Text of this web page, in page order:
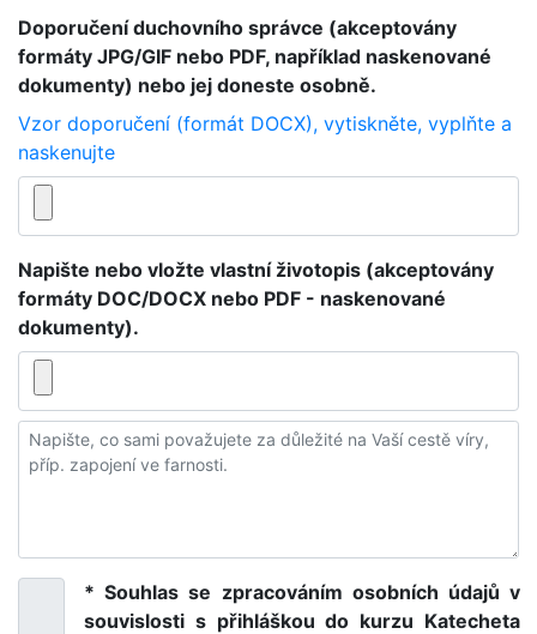
Doporučení duchovního správce (akceptovány
formáty JPG/GIF nebo PDF, například naskenované
dokumenty) nebo jej doneste osobně.
Vzor doporučení (formát DOCX), vytiskněte, vyplňte a
naskenujte
Napište nebo vložte vlastní životopis (akceptovány
formáty DOC/DOCX nebo PDF - naskenované
dokumenty).
* Souhlas se zpracováním osobních údajů v
souvislosti s přihláškou do kurzu Katecheta